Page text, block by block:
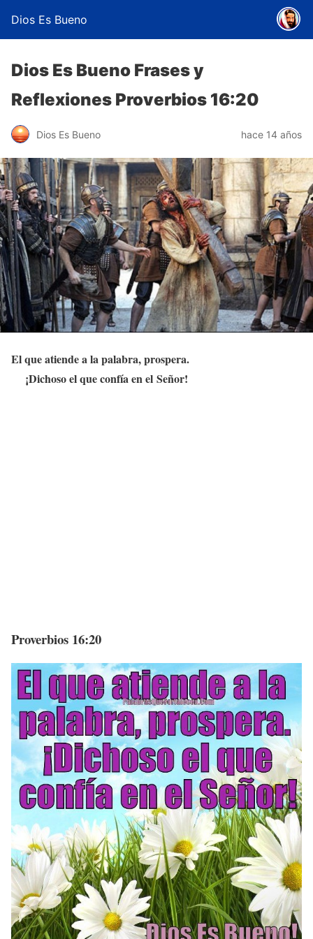
Dios Es Bueno
Dios Es Bueno Frases y
Reflexiones Proverbios 16:20
Dios Es Bueno hace 14 años
El que atiende a la palabra, prospera.
¡Dichoso el que confía en el Señor!
Proverbios 16:20